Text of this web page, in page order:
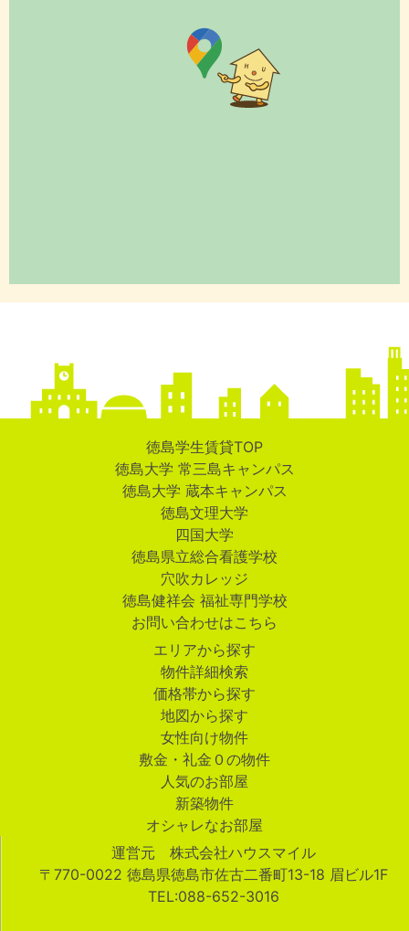
徳島学生賃貸TOP
徳島大学 常三島キャンパス
徳島大学 蔵本キャンパス
徳島文理大学
四国大学
徳島県立総合看護学校
穴吹カレッジ
徳島健祥会 福祉専門学校
お問い合わせはこちら
エリアから探す
物件詳細検索
価格帯から探す
地図から探す
女性向け物件
敷金・礼金０の物件
人気のお部屋
新築物件
オシャレなお部屋
運営元 株式会社ハウスマイル
〒770-0022 徳島県徳島市佐古二番町13-18 眉ビル1F
TEL:088-652-3016